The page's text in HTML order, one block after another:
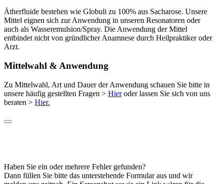
Ätherfluide bestehen wie Globuli zu 100% aus Sacharose. Unsere
Mittel eignen sich zur Anwendung in unseren Resonatoren oder
auch als Wasseremulsion/Spray. Die Anwendung der Mittel
entbindet nicht von gründlicher Anamnese durch Heilpraktiker oder
Arzt.
Mittelwahl & Anwendung
Zu Mittelwahl, Art und Dauer der Anwendung schauen Sie bitte in
unsere häufig gestellten Fragen > Hieroder lassen Sie sich von uns
beraten > Hier.
Haben Sie ein oder mehrere Fehler gefunden?
Dann füllen Sie bitte das unterstehende Formular aus und wir